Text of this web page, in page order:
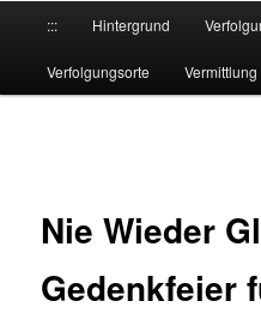
Zum Inhalt wechseln
Zum sekundären Inhalt
::: Hintergrund
Verfolgungsorte Vermittlung
Nie Wieder
Gedenkfeier